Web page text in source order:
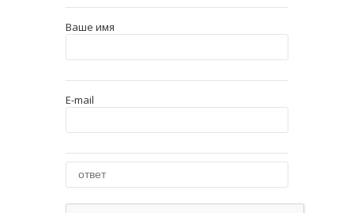
Ваше имя
E-mail